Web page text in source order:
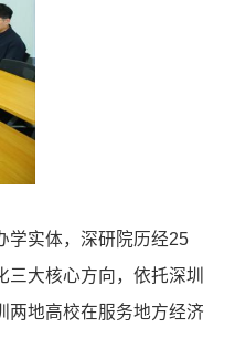
学实体，深研院历经25
大核心方向，依托深圳
两地高校在服务地方经济